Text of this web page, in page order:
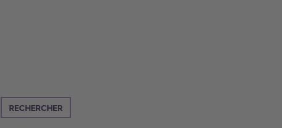
When autocomplete results are available use up and
RECHERCHER